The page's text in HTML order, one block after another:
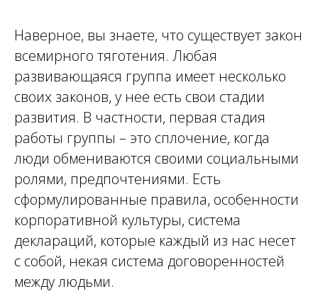
Наверное, вы знаете, что существует закон
всемирного тяготения. Любая
развивающаяся группа имеет несколько
своих законов, у нее есть свои стадии
развития. В частности, первая стадия
работы группы – это сплочение, когда
люди обмениваются своими социальными
ролями, предпочтениями. Есть
сформулированные правила, особенности
корпоративной культуры, система
деклараций, которые каждый из нас несет
с собой, некая система договоренностей
между людьми.